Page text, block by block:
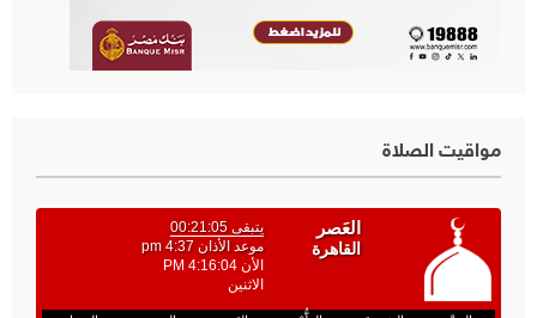
مواقيت الصلاة